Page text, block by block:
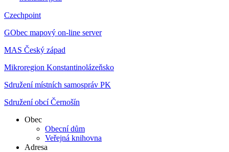
Czechpoint
GObec mapový on-line server
MAS Český západ
Mikroregion Konstantinolázeňsko
Sdružení místních samospráv PK
Sdružení obcí Černošín
Obec
Obecní dům
Veřejná knihovna
Adresa